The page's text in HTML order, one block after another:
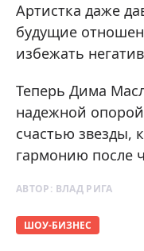
Артистка даже
будущие
избежать
Теперь Дима
надежной
счастью звезды,
гармонию после
АВТОР: ВЛАД РИГА
ШОУ-БИЗНЕС